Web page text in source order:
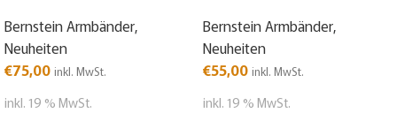
Bernstein Armbänder,
Neuheiten
€75,00 inkl. MwSt.
inkl. 19 % MwSt.
Bernstein Armbänder,
Neuheiten
€55,00 inkl. MwSt.
inkl. 19 % MwSt.